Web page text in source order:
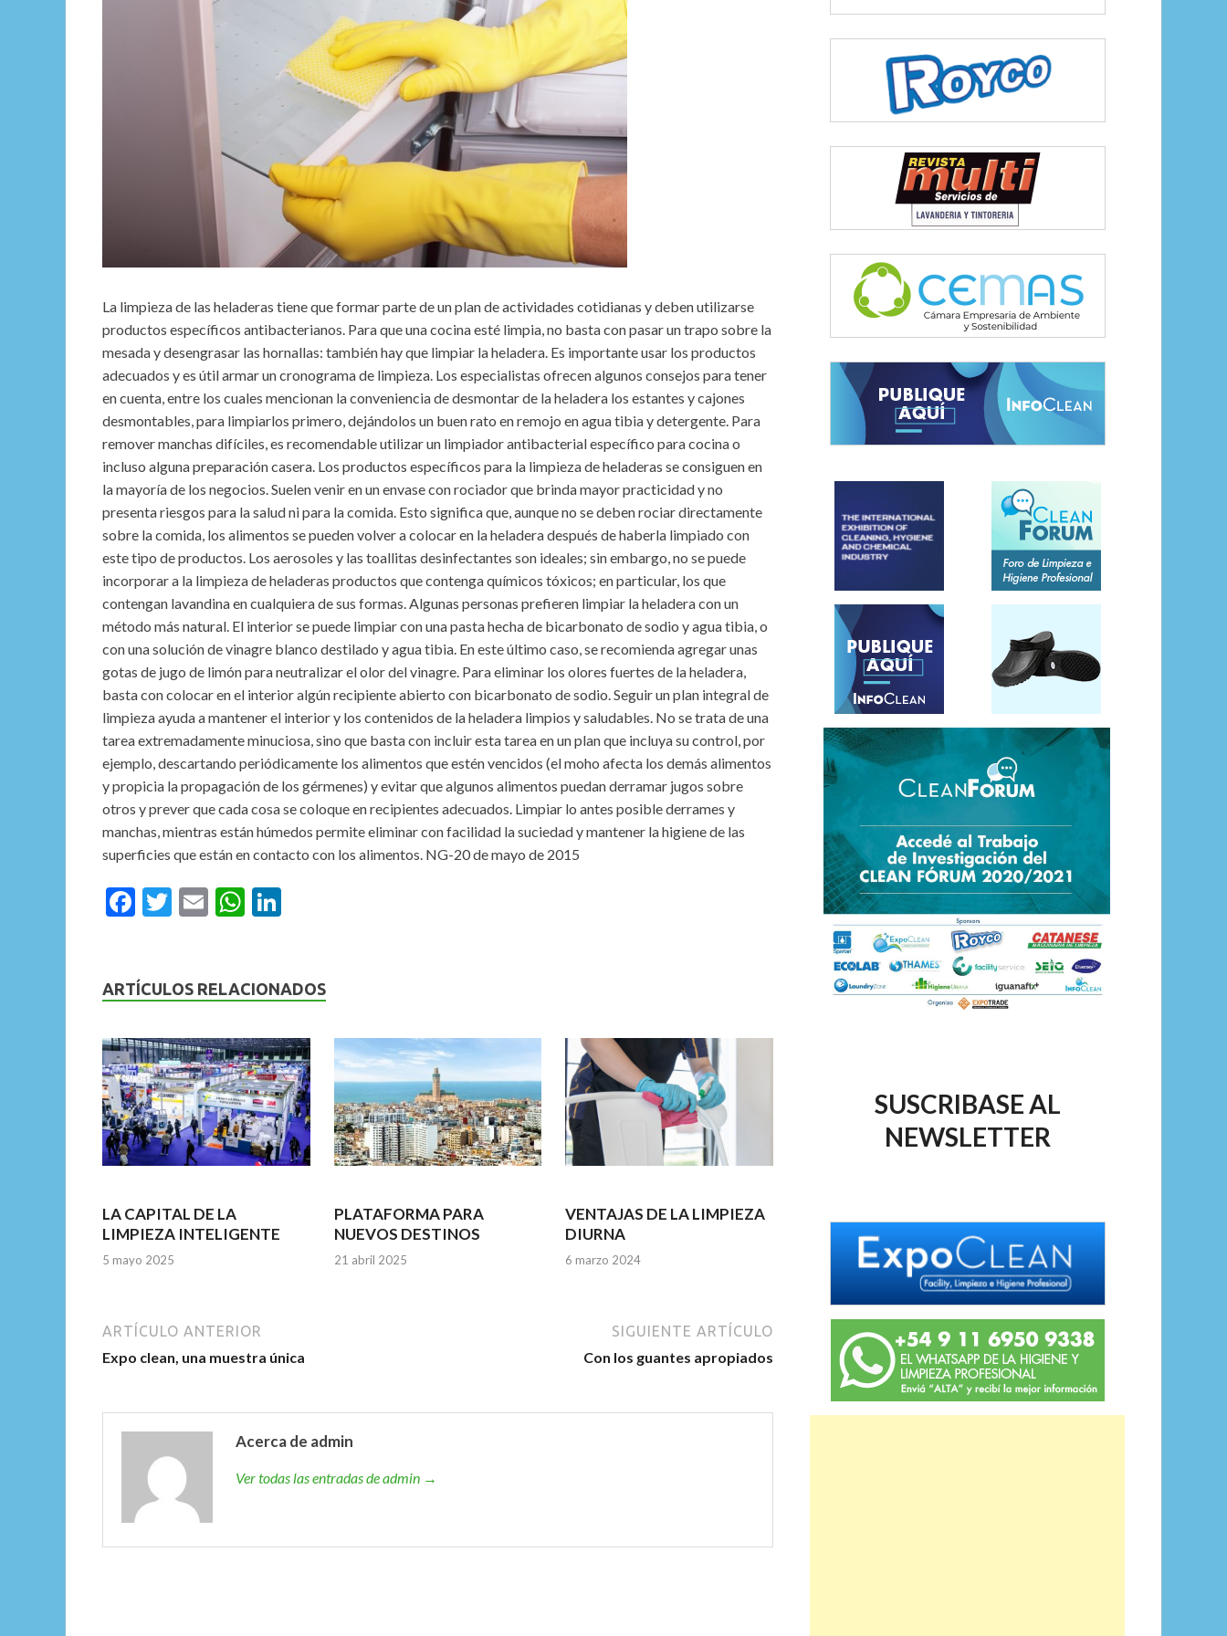
La limpieza de las heladeras tiene que formar parte de un plan de actividades cotidianas y deben utilizarse
productos específicos antibacterianos. Para que una cocina esté limpia, no basta con pasar un trapo sobre la
mesada y desengrasar las hornallas: también hay que limpiar la heladera. Es importante usar los productos
adecuados y es útil armar un cronograma de limpieza. Los especialistas ofrecen algunos consejos para tener
en cuenta, entre los cuales mencionan la conveniencia de desmontar de la heladera los estantes y cajones
desmontables, para limpiarlos primero, dejándolos un buen rato en remojo en agua tibia y detergente. Para
remover manchas difíciles, es recomendable utilizar un limpiador antibacterial específico para cocina o
incluso alguna preparación casera. Los productos específicos para la limpieza de heladeras se consiguen en
la mayoría de los negocios. Suelen venir en un envase con rociador que brinda mayor practicidad y no
presenta riesgos para la salud ni para la comida. Esto significa que, aunque no se deben rociar directamente
sobre la comida, los alimentos se pueden volver a colocar en la heladera después de haberla limpiado con
este tipo de productos. Los aerosoles y las toallitas desinfectantes son ideales; sin embargo, no se puede
incorporar a la limpieza de heladeras productos que contenga químicos tóxicos; en particular, los que
contengan lavandina en cualquiera de sus formas. Algunas personas prefieren limpiar la heladera con un
método más natural. El interior se puede limpiar con una pasta hecha de bicarbonato de sodio y agua tibia, o
con una solución de vinagre blanco destilado y agua tibia. En este último caso, se recomienda agregar unas
gotas de jugo de limón para neutralizar el olor del vinagre. Para eliminar los olores fuertes de la heladera,
basta con colocar en el interior algún recipiente abierto con bicarbonato de sodio. Seguir un plan integral de
limpieza ayuda a mantener el interior y los contenidos de la heladera limpios y saludables. No se trata de una
tarea extremadamente minuciosa, sino que basta con incluir esta tarea en un plan que incluya su control, por
ejemplo, descartando periódicamente los alimentos que estén vencidos (el moho afecta los demás alimentos
y propicia la propagación de los gérmenes) y evitar que algunos alimentos puedan derramar jugos sobre
otros y prever que cada cosa se coloque en recipientes adecuados. Limpiar lo antes posible derrames y
manchas, mientras están húmedos permite eliminar con facilidad la suciedad y mantener la higiene de las
superficies que están en contacto con los alimentos. NG-20 de mayo de 2015
F
b
o
k
T
er
E
l
W
s
p
p
dI
ARTÍCULOS RELACIONADOS
LA CAPITAL DE LA
LIMPIEZA INTELIGENTE
5 mayo 2025
PLATAFORMA PARA
NUEVOS DESTINOS
21 abril 2025
VENTAJAS DE LA LIMPIEZA
DIURNA
6 marzo 2024
ARTÍCULO ANTERIOR
Expo clean, una muestra única
SIGUIENTE ARTÍCULO
Con los guantes apropiados
Acerca de admin
Ver todas las entradas de admin →
SUSCRIBASE AL
NEWSLETTER